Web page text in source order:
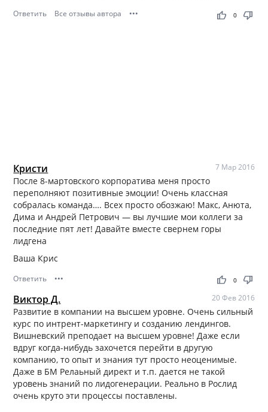
Ответить Все отзывы автора ••• thumb_up thumb_down
0
Кристи 7 Мар 2016
После 8-мартовского корпоратива меня просто
переполняют позитивные эмоции! Очень классная
собралась команда…. Всех просто обозжаю! Макс, Анюта,
Дима и Андрей Петрович — вы лучшие мои коллеги за
последние пят лет! Давайте вместе свернем горы
лидгена
Ваша Крис
Ответить ••• thumb_up thumb_down
0
Виктор Д. 20 Фев 2016
Развитие в компании на высшем уровне. Очень сильный
курс по интрент-маркетингу и созданию лендингов.
Вишневский преподает на высшем уровне! Даже если
вдруг когда-нибудь захочется перейти в другую
компанию, то опыт и знания тут просто неоценимые.
Даже в БМ Релаьный директ и т.п. дается не такой
уровень знаний по лидогенерации. Реально в Рослид
очень круто эти процессы поставлены.